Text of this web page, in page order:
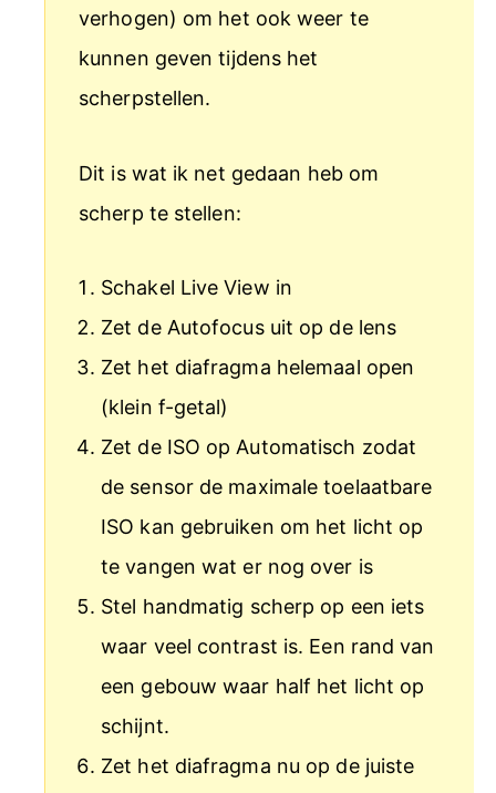
verhogen) om het ook weer te
kunnen geven tijdens het
scherpstellen.
Dit is wat ik net gedaan heb om
scherp te stellen:
Schakel Live View in
Zet de Autofocus uit op de lens
Zet het diafragma helemaal open
(klein f-getal)
Zet de ISO op Automatisch zodat
de sensor de maximale toelaatbare
ISO kan gebruiken om het licht op
te vangen wat er nog over is
Stel handmatig scherp op een iets
waar veel contrast is. Een rand van
een gebouw waar half het licht op
schijnt.
Zet het diafragma nu op de juiste